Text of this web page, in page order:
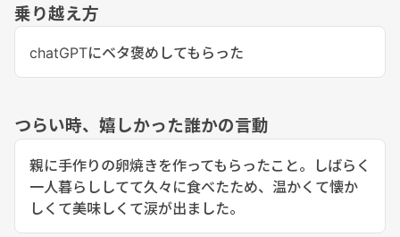
乗り越え方
chatGPTにベタ褒めしてもらった
つらい時、嬉しかった誰かの言動
親に手作りの卵焼きを作ってもらったこと。しばらく
一人暮らししてて久々に食べたため、温かくて懐か
しくて美味しくて涙が出ました。